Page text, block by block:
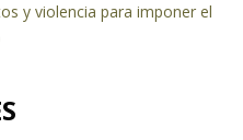
y violencia para imponer el